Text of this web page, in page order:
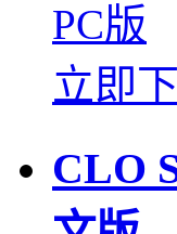
PC版
立即
CLO